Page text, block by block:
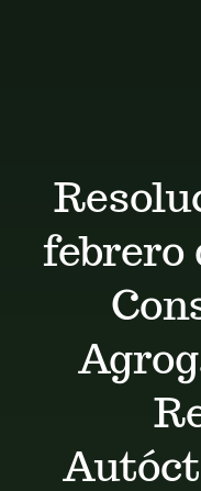
Blog
Stop Velutina
febrero